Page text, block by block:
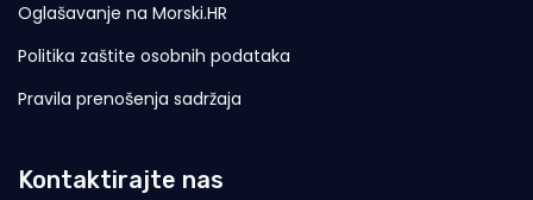
Oglašavanje na Morski.HR
Politika zaštite osobnih podataka
Pravila prenošenja sadržaja
Kontaktirajte nas